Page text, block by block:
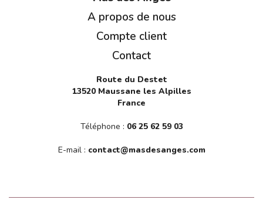
A propos de nous
Compte client
Contact
Route du Destet
13520 Maussane les Alpilles
France
Téléphone : 06 25 62 59 03
E-mail : contact@masdesanges.com